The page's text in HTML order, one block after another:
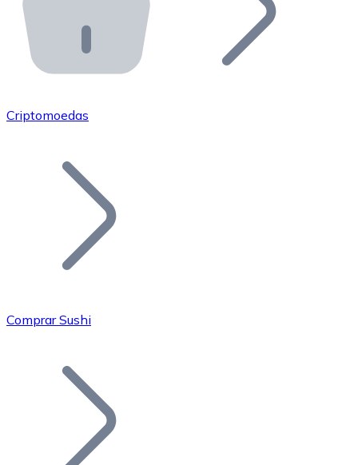
API Bitnovo
Integre nossa API no seu ecossistema.
Junte-se à nossa rede de revendedores e comercialize
Adicione o token do seu projeto ao nosso serviço de
Bitcoin
Criptomoedas
Comprar Sushi